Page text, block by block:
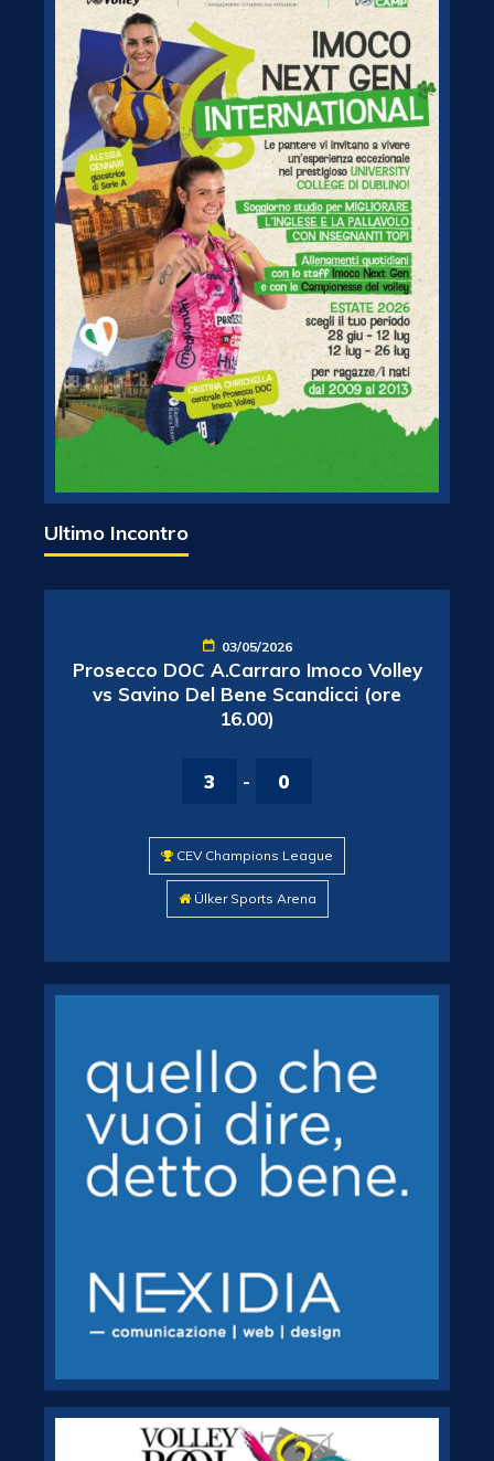
Ultimo Incontro
03/05/2026
Prosecco DOC A.Carraro Imoco Volley
vs Savino Del Bene Scandicci (ore
16.00)
3 - 0
CEV Champions League
Ülker Sports Arena